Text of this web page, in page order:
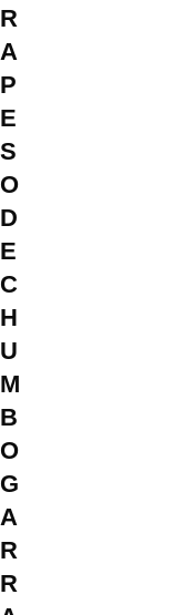
R
A
P
E
S
O
D
E
C
H
U
M
B
O
G
A
R
R